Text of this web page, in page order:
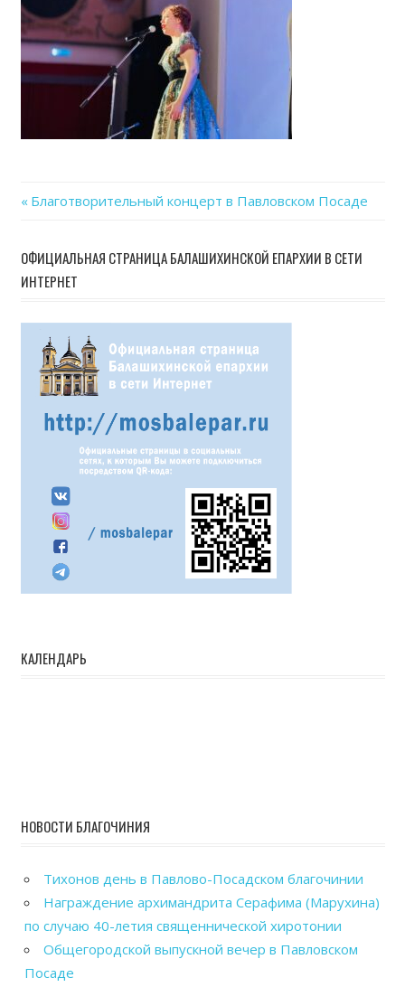
по
записям
Previous
Благотворительный концерт в Павловском Посаде
ОФИЦИАЛЬНАЯ СТРАНИЦА БАЛАШИХИНСКОЙ ЕПАРХИИ В СЕТИ
ИНТЕРНЕТ
КАЛЕНДАРЬ
НОВОСТИ БЛАГОЧИНИЯ
Тихонов день в Павлово-Посадском благочинии
Награждение архимандрита Серафима (Марухина)
по случаю 40-летия священнической хиротонии
Общегородской выпускной вечер в Павловском
Посаде